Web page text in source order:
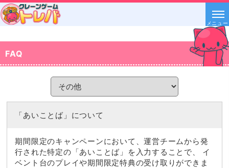
メニュー
FAQ
「あいことば」について
期間限定のキャンペーンにおいて、運営チームから発
行された特定の「あいことば」を入力することで、 イ
ベント台のプレイや期間限定特典の受け取りができま